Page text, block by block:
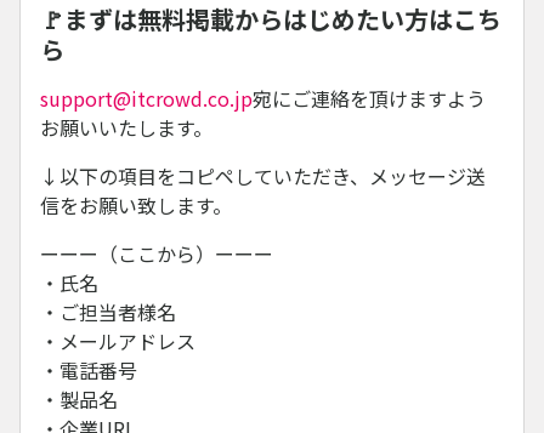
🚩まずは無料掲載からはじめたい方はこち
ら
support@itcrowd.co.jp宛にご連絡を頂けますよう
お願いいたします。
↓以下の項目をコピペしていただき、メッセージ送
信をお願い致します。
ーーー（ここから）ーーー
・氏名
・ご担当者様名
・メールアドレス
・電話番号
・製品名